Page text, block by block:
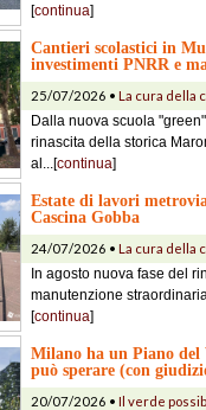
[continua]
Cantieri scolastici in
investimenti PNRR e
25/07/2026 • La cura della
Dalla nuova scuola
rinascita della storica
al...[continua]
Estate di lavori
Cascina Gobba
24/07/2026 • La cura della
In agosto nuova fase del
manutenzione
[continua]
Milano ha un Piano
può sperare (con
20/07/2026 • Il verde